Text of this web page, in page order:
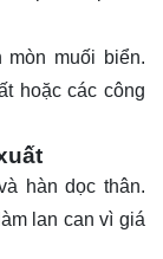
mòn muối biển.
hoặc các công
hàn dọc thân.
lan can vì giá